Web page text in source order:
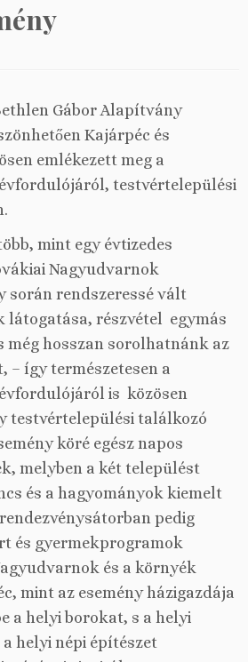
Gábor Alapítvány
Kajárpéc és
emlékezett meg a
testvértelepülési
mint egy évtizedes
Nagyudvarnok
során rendszeressé vált
látogatása, részvétel egymás
még hosszan sorolhatnánk az
– így természetesen a
is közösen
testvértelepülési találkozó
köré egész napos
melyben a két települést
és a hagyományok kiemelt
pedig
és gyermekprogramok
és a környék
mint az esemény házigazdája
a helyi borokat, s a helyi
helyi népi építészet